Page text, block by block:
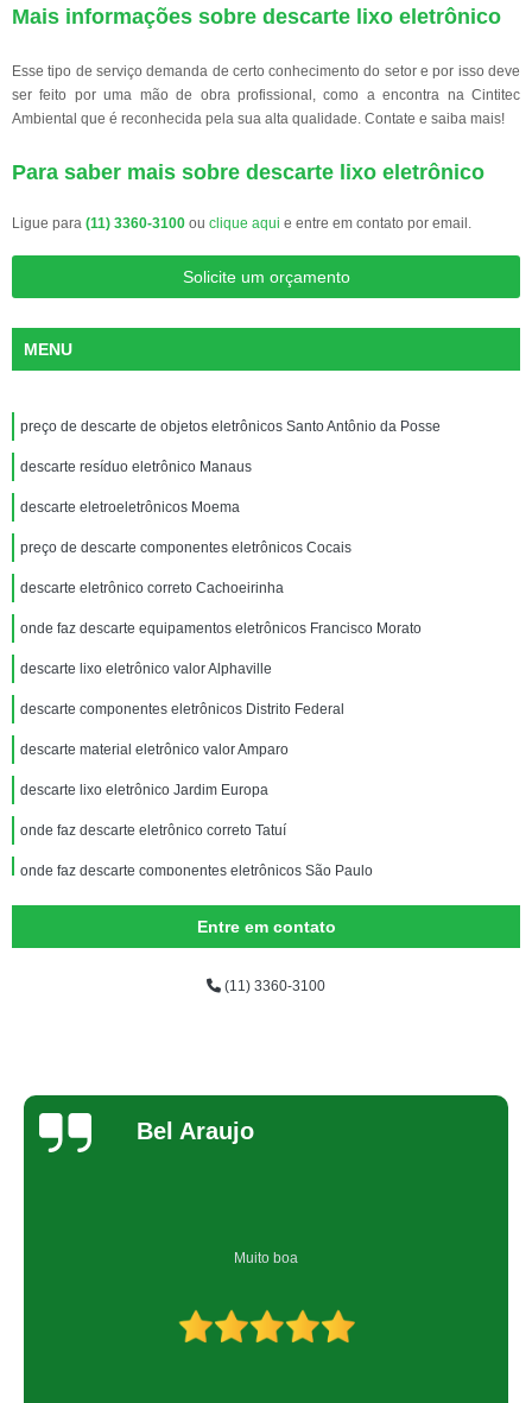
Mais informações sobre descarte lixo eletrônico
Esse tipo de serviço demanda de certo conhecimento do setor e por isso deve
ser feito por uma mão de obra profissional, como a encontra na Cintitec
Ambiental que é reconhecida pela sua alta qualidade. Contate e saiba mais!
Para saber mais sobre descarte lixo eletrônico
Ligue para (11) 3360-3100 ou clique aqui e entre em contato por email.
Solicite um orçamento
MENU
preço de descarte de objetos eletrônicos Santo Antônio da Posse
descarte resíduo eletrônico Manaus
descarte eletroeletrônicos Moema
preço de descarte componentes eletrônicos Cocais
descarte eletrônico correto Cachoeirinha
onde faz descarte equipamentos eletrônicos Francisco Morato
descarte lixo eletrônico valor Alphaville
descarte componentes eletrônicos Distrito Federal
descarte material eletrônico valor Amparo
descarte lixo eletrônico Jardim Europa
onde faz descarte eletrônico correto Tatuí
onde faz descarte componentes eletrônicos São Paulo
preço de descarte produtos eletrônicos Campinas
descarte produtos eletrônicos Vila Cordeiro
onde faz descarte produtos eletrônicos Vila Uberabinha
preço de descarte eletrônico correto Vila Gustavo
preço de descarte resíduo eletrônico Vila Tramontano
Entre em contato
(11) 3360-3100
Bel Araujo
Muito boa